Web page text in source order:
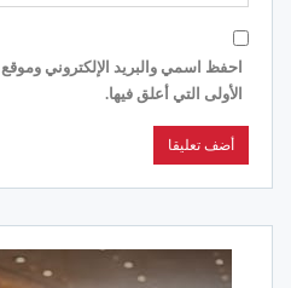
احفظ اسمي والبريد الإلكتروني
الأولى التي أعلق فيها.